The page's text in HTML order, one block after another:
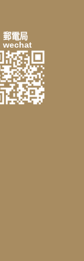
郵電局
wechat